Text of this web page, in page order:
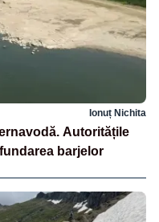
Ionuț Nichita
Autoritățile
barjelor